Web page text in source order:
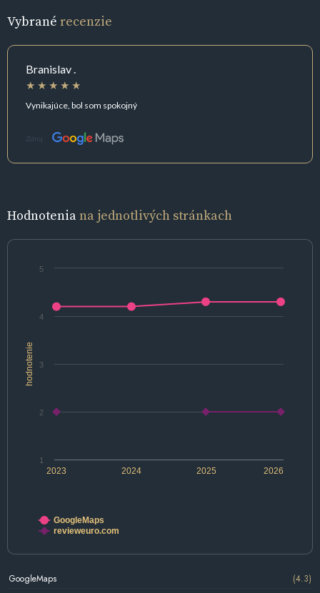
Vybrané recenzie
Branislav .
Vynikajúce, bol som spokojný
Zdroj:
Hodnoteniana jednotlivých stránkach
hodnotenie
2024 2026
2023 2025
1
2
3
4
5
GoogleMaps
revieweuro.com
GoogleMaps
(4.3)